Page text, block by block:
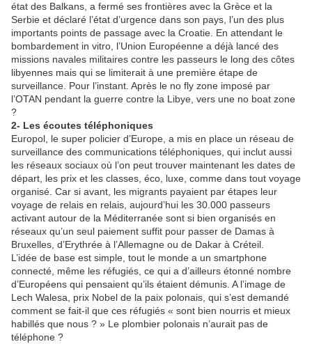
état des Balkans, a fermé ses frontières avec la Grèce et la
Serbie et déclaré l’état d’urgence dans son pays, l’un des plus
importants points de passage avec la Croatie. En attendant le
bombardement in vitro, l’Union Européenne a déjà lancé des
missions navales militaires contre les passeurs le long des côtes
libyennes mais qui se limiterait à une première étape de
surveillance. Pour l’instant. Après le no fly zone imposé par
l’OTAN pendant la guerre contre la Libye, vers une no boat zone
?
2- Les écoutes téléphoniques
Europol, le super policier d’Europe, a mis en place un réseau de
surveillance des communications téléphoniques, qui inclut aussi
les réseaux sociaux où l’on peut trouver maintenant les dates de
départ, les prix et les classes, éco, luxe, comme dans tout voyage
organisé. Car si avant, les migrants payaient par étapes leur
voyage de relais en relais, aujourd’hui les 30.000 passeurs
activant autour de la Méditerranée sont si bien organisés en
réseaux qu’un seul paiement suffit pour passer de Damas à
Bruxelles, d’Erythrée à l’Allemagne ou de Dakar à Créteil.
L’idée de base est simple, tout le monde a un smartphone
connecté, même les réfugiés, ce qui a d’ailleurs étonné nombre
d’Européens qui pensaient qu’ils étaient démunis. A l’image de
Lech Walesa, prix Nobel de la paix polonais, qui s’est demandé
comment se fait-il que ces réfugiés « sont bien nourris et mieux
habillés que nous ? » Le plombier polonais n’aurait pas de
téléphone ?